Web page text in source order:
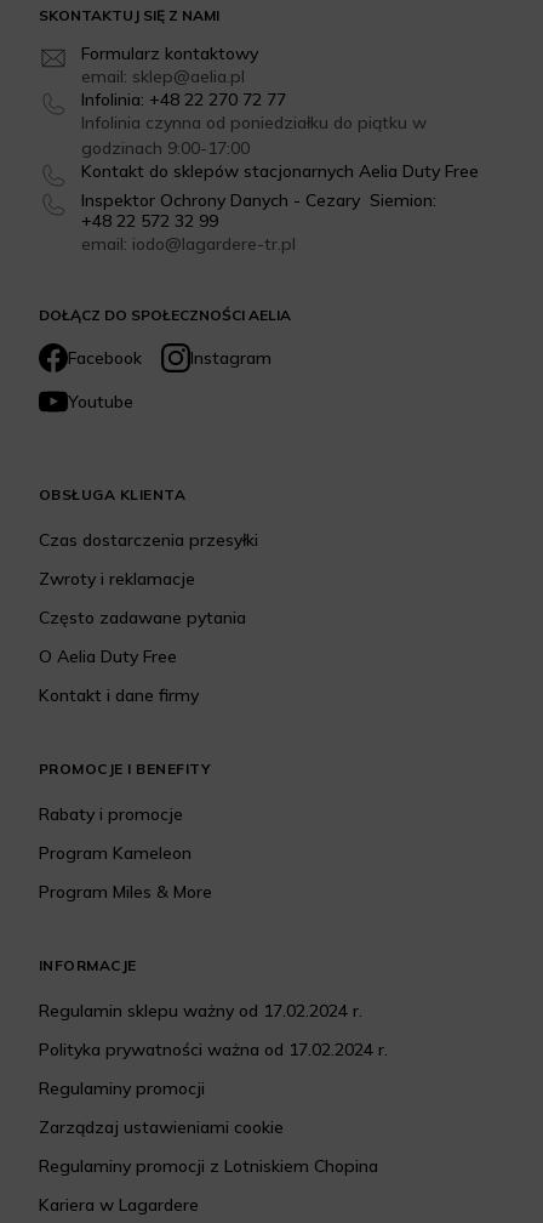
DOŁĄCZ DO SPOŁECZNOŚCI AELIA
Facebook
Instagram
Youtube
SKONTAKTUJ SIĘ Z NAMI
Formularz kontaktowy
email: sklep@aelia.pl
Infolinia: +48 22 270 72 77
Infolinia czynna od poniedziałku do piątku w
godzinach 9:00-17:00
Kontakt do sklepów stacjonarnych Aelia Duty Free
Inspektor Ochrony Danych - Cezary Siemion:
+48 22 572 32 99
email: iodo@lagardere-tr.pl
OBSŁUGA KLIENTA
Czas dostarczenia przesyłki
Zwroty i reklamacje
Często zadawane pytania
O Aelia Duty Free
Kontakt i dane firmy
PROMOCJE I BENEFITY
Rabaty i promocje
Program Kameleon
Program Miles & More
INFORMACJE
Regulamin sklepu ważny od 17.02.2024 r.
Polityka prywatności ważna od 17.02.2024 r.
Regulaminy promocji
Zarządzaj ustawieniami cookie
Regulaminy promocji z Lotniskiem Chopina
Kariera w Lagardere